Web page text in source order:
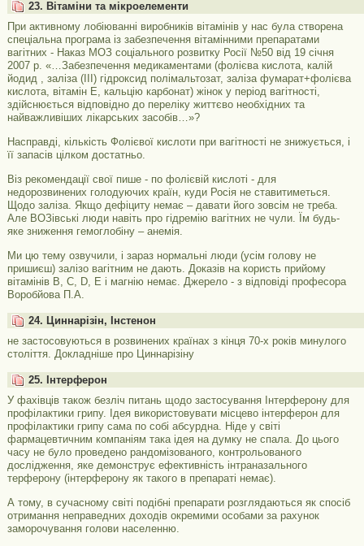
23. Вітаміни та мікроелементи
При активному лобіюванні виробників вітамінів у нас була створена
спеціальна програма із забезпечення вітамінними препаратами
вагітних - Наказ МОЗ соціального розвитку Росії №50 від 19 січня
2007 р. «…Забезпечення медикаментами (фолієва кислота, калій
йодид , заліза (III) гідроксид полімальтозат, заліза фумарат+фолієва
кислота, вітамін Е, кальцію карбонат) жінок у період вагітності,
здійснюється відповідно до переліку життєво необхідних та
найважливіших лікарських засобів…»?
Насправді, кількість Фолієвої кислоти при вагітності не знижується, і
її запасів цілком достатньо.
Віз рекомендації свої пише - по фолієвій кислоті - для
недорозвинених голодуючих країн, куди Росія не ставитиметься.
Щодо заліза. Якщо дефіциту немає – давати його зовсім не треба.
Але ВОЗівські люди навіть про гідремію вагітних не чули. Їм будь-
яке зниження гемоглобіну – анемія.
Ми цю тему озвучили, і зараз нормальні люди (усім голову не
пришиєш) залізо вагітним не дають. Доказів на користь прийому
вітамінів В, С, D, Е і магнію немає. Джерело - з відповіді професора
Воробйова П.А.
24. Циннарізін, Інстенон
не застосовуються в розвинених країнах з кінця 70-х років минулого
століття. Докладніше про Циннарізіну
25. Інтерферон
У фахівців також безліч питань щодо застосування Інтерферону для
профілактики грипу. Ідея використовувати місцево інтерферон для
профілактики грипу сама по собі абсурдна. Ніде у світі
фармацевтичним компаніям така ідея на думку не спала. До цього
часу не було проведено рандомізованого, контрольованого
дослідження, яке демонструє ефективність інтраназального
терферону (інтерферону як такого в препараті немає).
А тому, в сучасному світі подібні препарати розглядаються як спосіб
отримання неправедних доходів окремими особами за рахунок
заморочування голови населенню.